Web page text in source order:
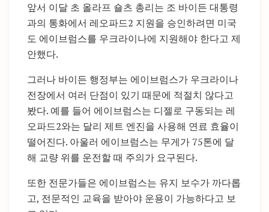
앞서 이달 초 올라프 숄츠 총리는 조 바이든 대통령
과의 통화에서 레오파드2 지원을 승인하려면 미국
도 에이브럼스를 우크라이나에 지원해야 한다고 제
안했다.
그러나 바이든 행정부는 에이브럼스가 우크라이나
전장에서 여러 단점이 있기 때문에 적절치 않다고
봤다. 예를 들어 에이브럼스는 디젤로 구동되는 레
오파드2와는 달리 제트 엔진을 사용해 연료 효율이
떨어진다. 아울러 에이브럼스는 무게가 75톤에 달
해 교량 위를 운전할 때 주의가 요구된다.
또한 전문가들은 에이브럼스는 유지 보수가 까다롭
고, 전문적인 교육을 받아야 운용이 가능하다고 보